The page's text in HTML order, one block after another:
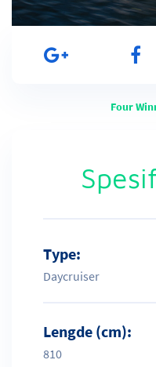
Four
Type:
Daycruiser
Lengde (cm):
810